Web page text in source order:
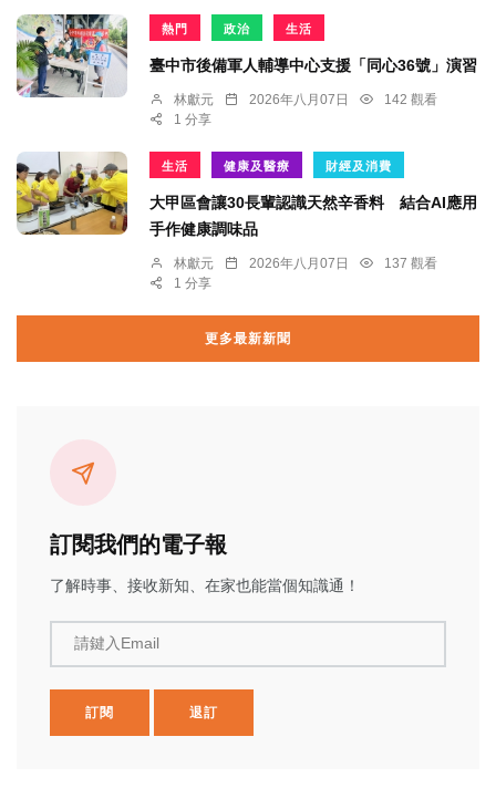
熱門 政治 生活
臺中市後備軍人輔導中心支援「同心36號」演習
林獻元 2026年八月07日
142 觀看
1 分享
生活 健康及醫療 財經及消費
大甲區會讓30長輩認識天然辛香料 結合AI應用
手作健康調味品
林獻元 2026年八月07日
137 觀看
1 分享
更多最新新聞
訂閱我們的電子報
了解時事、接收新知、在家也能當個知識通！
請鍵入Email
訂閱 退訂